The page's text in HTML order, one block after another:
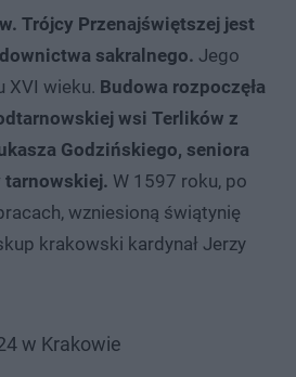
Trójcy Przenajświętszej jest
sakralnego. Jego
XVI wieku. Budowa rozpoczęła
wsi Terlików z
Godzińskiego, seniora
W 1597 roku, po
wzniesioną świątynię
krakowski kardynał Jerzy
w Krakowie